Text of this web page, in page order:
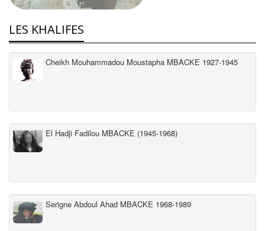
LES KHALIFES
Cheikh Mouhammadou Moustapha MBACKE 1927-1945
El Hadji Fadilou MBACKE (1945-1968)
Serigne Abdoul Ahad MBACKE 1968-1989